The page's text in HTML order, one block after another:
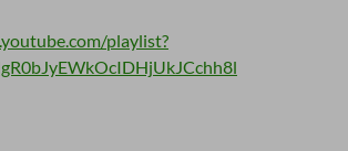
playlist?